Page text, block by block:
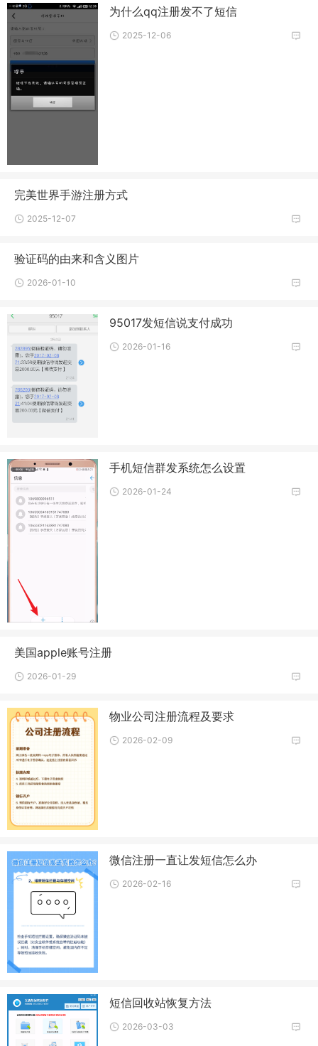
为什么qq注册发不了短信
2025-12-06
完美世界手游注册方式
2025-12-07
验证码的由来和含义图片
2026-01-10
95017发短信说支付成功
2026-01-16
手机短信群发系统怎么设置
2026-01-24
美国apple账号注册
2026-01-29
物业公司注册流程及要求
2026-02-09
微信注册一直让发短信怎么办
2026-02-16
短信回收站恢复方法
2026-03-03